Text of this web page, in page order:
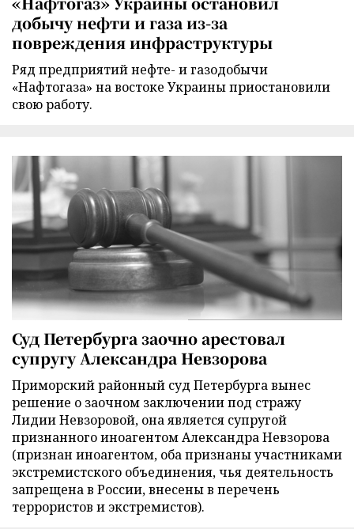
добычу нефти и газа из-за
повреждения инфраструктуры
Ряд предприятий нефте- и газодобычи
«Нафтогаза» на востоке Украины приостановили
свою работу.
Суд Петербурга заочно арестовал
супругу Александра Невзорова
Приморский районный суд Петербурга вынес
решение о заочном заключении под стражу
Лидии Невзоровой, она является супругой
признанного иноагентом Александра Невзорова
(признан иноагентом, оба признаны участниками
экстремистского объединения, чья деятельность
запрещена в России, внесены в перечень
террористов и экстремистов).